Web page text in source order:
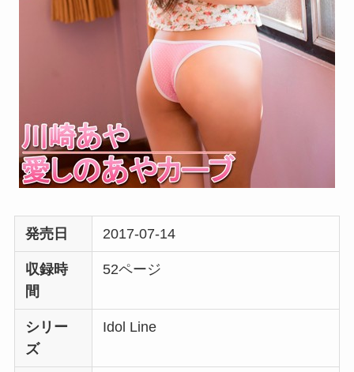
発売日 2017-07-14
収録時
間
52ページ
シリー
ズ
Idol Line